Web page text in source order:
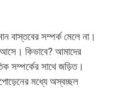
বাস্তবের সম্পর্ক মেলে না।
আসে। কিভাবে? আমাদের
সম্পর্কের সাথে জড়িত।
মধ্যে অস্বচ্ছল